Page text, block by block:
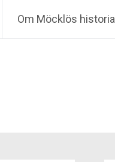
Om Möcklös historia